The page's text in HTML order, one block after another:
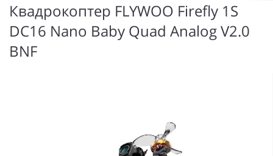
Квадрокоптер FLYWOO Firefly 1S
DC16 Nano Baby Quad Analog V2.0
BNF